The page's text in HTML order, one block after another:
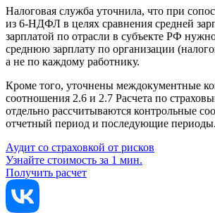
Налоговая служба уточнила, что при
из 6-НДФЛ в целях сравнения средней
зарплатой по отрасли в субъекте РФ
среднюю зарплату по организации
а не по каждому работнику.
Кроме того, уточнены междокументные
соотношения 2.6 и 2.7 Расчета по
отдельно рассчитываются контрольные
отчетный период и последующие периоды.
Аудит со страховкой от рисков
Узнайте стоимость за 1 мин.
Получить расчет